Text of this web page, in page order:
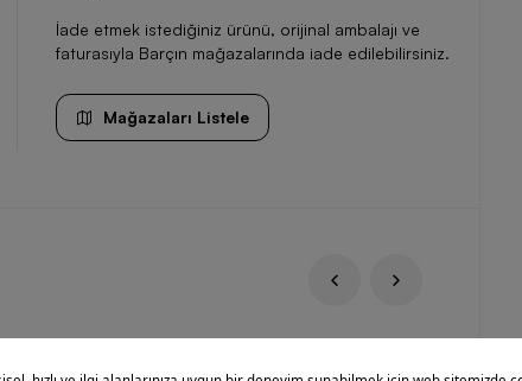
İade etmek istediğiniz ürünü, orijinal ambalajı ve
faturasıyla Barçın mağazalarında iade edilebilirsiniz.
Mağazaları Listele